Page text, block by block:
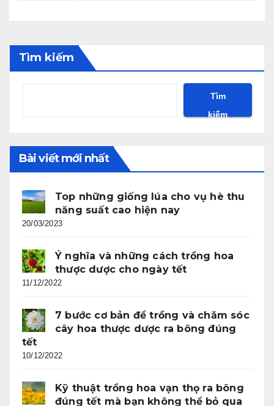
Tìm kiếm
Tìm
kiếm
Bài viết mới nhất
Top những giống lúa cho vụ hè thu
năng suất cao hiện nay
20/03/2023
Ý nghĩa và những cách trồng hoa
thược dược cho ngày tết
11/12/2022
7 bước cơ bản để trồng và chăm sóc
cây hoa thược dược ra bông đúng
tết
10/12/2022
Kỹ thuật trồng hoa vạn thọ ra bông
đúng tết mà bạn không thể bỏ qua